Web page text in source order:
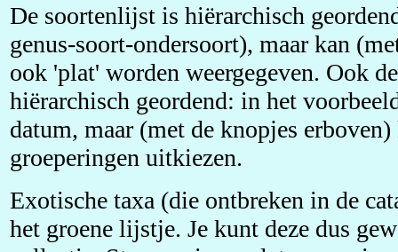
De soortenlijst is hiërarchisch
genus-soort-ondersoort), maar kan
ook 'plat' worden weergegeven. Ook
hiërarchisch geordend: in het
datum, maar (met de knopjes
groeperingen uitkiezen.
Exotische taxa (die ontbreken in de
het groene lijstje. Je kunt deze dus